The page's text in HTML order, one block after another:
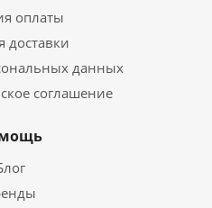
оплаты
доставки
данных
соглашение